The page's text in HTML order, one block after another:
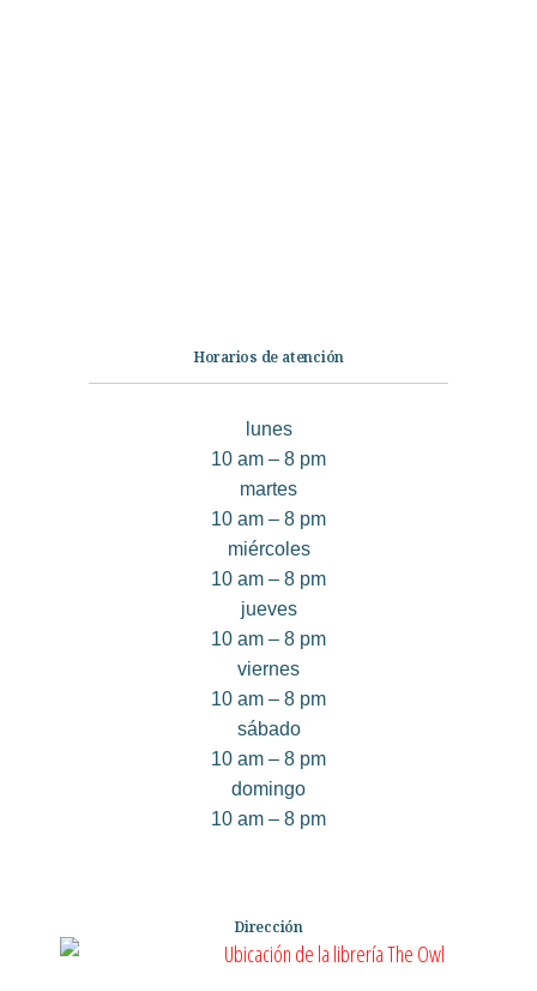
Horarios de atención
lunes
10 am – 8 pm
martes
10 am – 8 pm
miércoles
10 am – 8 pm
jueves
10 am – 8 pm
viernes
10 am – 8 pm
sábado
10 am – 8 pm
domingo
10 am – 8 pm
Dirección